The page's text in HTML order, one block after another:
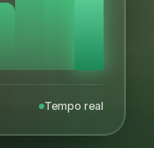
Tempo real